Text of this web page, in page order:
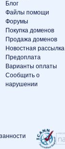
Блог
Файлы помощи
Форумы
Покупка доменов
Продажа доменов
Новостная рассылка
Предоплата
Варианты оплаты
Сообщить о
нарушении